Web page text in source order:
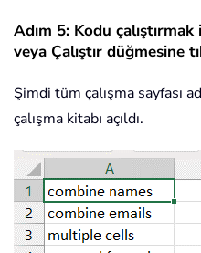
Adım 5: Kodu
veya Çalıştır düğmesine
Şimdi tüm çalışma sayfası
çalışma kitabı açıldı.